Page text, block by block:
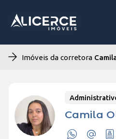
Imóveis da corretora
Camila